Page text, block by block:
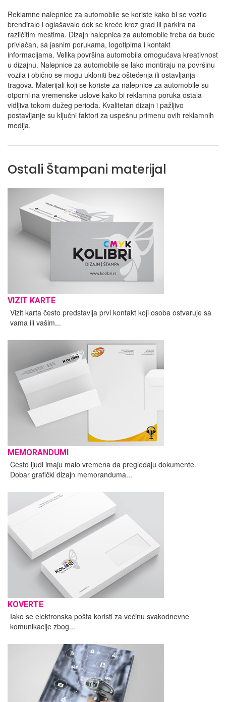
Reklamne nalepnice za automobile se koriste kako bi se vozilo
brendiralo i oglašavalo dok se kreće kroz grad ili parkira na
različitim mestima. Dizajn nalepnica za automobile treba da bude
privlačan, sa jasnim porukama, logotipima i kontakt
informacijama. Velika površina automobila omogućava kreativnost
u dizajnu. Nalepnice za automobile se lako montiraju na površinu
vozila i obično se mogu ukloniti bez oštećenja ili ostavljanja
tragova. Materijali koji se koriste za nalepnice za automobile su
otporni na vremenske uslove kako bi reklamna poruka ostala
vidljiva tokom dužeg perioda. Kvalitetan dizajn i pažljivo
postavljanje su ključni faktori za uspešnu primenu ovih reklamnih
medija.
Ostali Štampani materijal
VIZIT KARTE
Vizit karta često predstavlja prvi kontakt koji osoba ostvaruje sa
vama ili vašim...
MEMORANDUMI
Često ljudi imaju malo vremena da pregledaju dokumente.
Dobar grafički dizajn memoranduma...
KOVERTE
Iako se elektronska pošta koristi za većinu svakodnevne
komunikacije zbog...